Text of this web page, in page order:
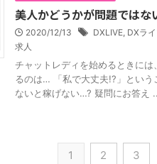
美人かどうかが問題ではな
2020/12/13 DXLIVE DXラ
求人
チャットレディを始めるときに
るのは… 「私で大丈夫!?」という
ないと稼げない…? 疑問にお答え
1 2 3